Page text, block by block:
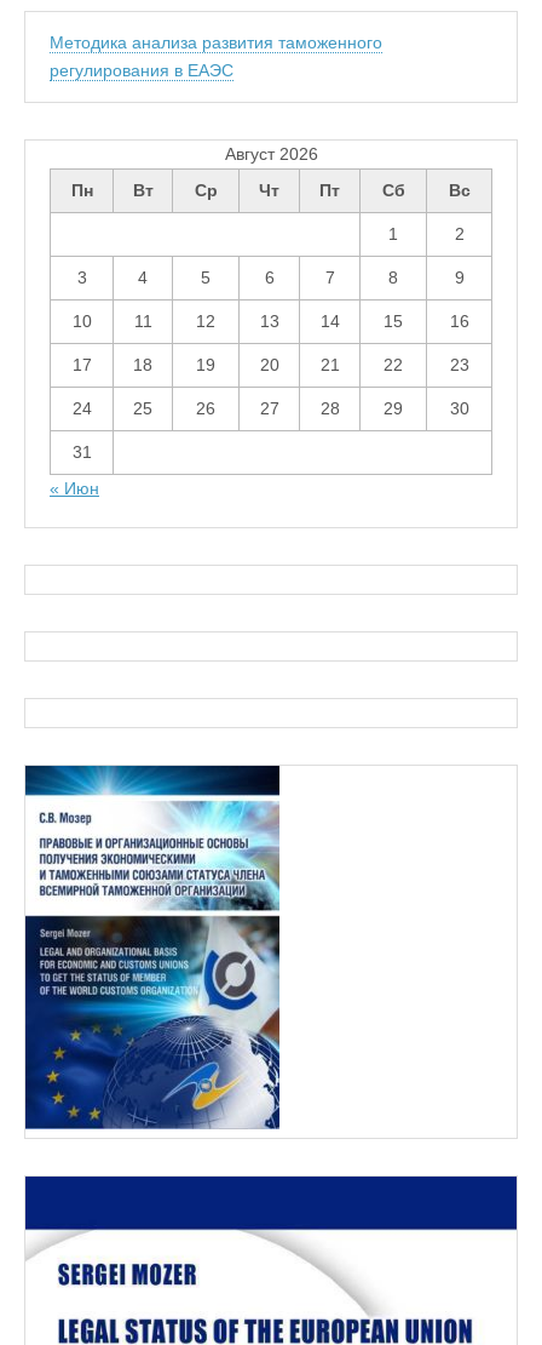
Методика анализа развития таможенного
регулирования в ЕАЭС
Август 2026
Пн
Вт Ср Чт Пт Сб Вс
1 2
3 4 5 6 7 8 9
10 11 12 13 14 15 16
17 18 19 20 21 22 23
24 25 26 27 28 29 30
31
« Июн